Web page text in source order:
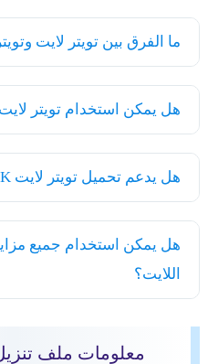
ما الفرق بين تويتر لايت
هل يمكن استخدام تويتر
هل يدعم تحميل تويتر لايت APK اللغة العربية؟
هل يمكن استخدام جميع
اللايت؟
معلومات ملف